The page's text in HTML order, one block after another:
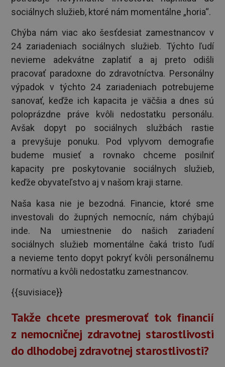
sociálnych služieb, ktoré nám momentálne „horia“.
Chýba nám viac ako šesťdesiat zamestnancov v
24 zariadeniach sociálnych služieb. Týchto ľudí
nevieme adekvátne zaplatiť a aj preto odišli
pracovať paradoxne do zdravotníctva. Personálny
výpadok v týchto 24 zariadeniach potrebujeme
sanovať, keďže ich kapacita je väčšia a dnes sú
poloprázdne práve kvôli nedostatku personálu.
Avšak dopyt po sociálnych službách rastie
a prevyšuje ponuku. Pod vplyvom demografie
budeme musieť a rovnako chceme posilniť
kapacity pre poskytovanie sociálnych služieb,
keďže obyvateľstvo aj v našom kraji starne.
Naša kasa nie je bezodná. Financie, ktoré sme
investovali do župných nemocníc, nám chýbajú
inde. Na umiestnenie do našich zariadení
sociálnych služieb momentálne čaká tristo ľudí
a nevieme tento dopyt pokryť kvôli personálnemu
normatívu a kvôli nedostatku zamestnancov.
{{suvisiace}}
Takže chcete presmerovať tok financií
z nemocničnej zdravotnej starostlivosti
do dlhodobej zdravotnej starostlivosti?